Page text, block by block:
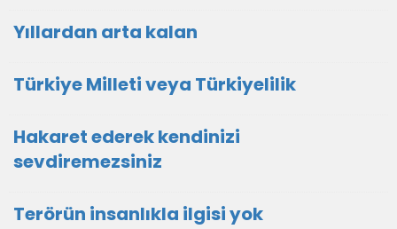
Yıllardan arta kalan
Türkiye Milleti veya Türkiyelilik
Hakaret ederek kendinizi
sevdiremezsiniz
Terörün insanlıkla ilgisi yok